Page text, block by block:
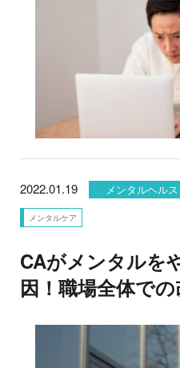
2022.01.19 メンタルヘルス
メンタルケア
CAがメンタルを
因！職場全体で